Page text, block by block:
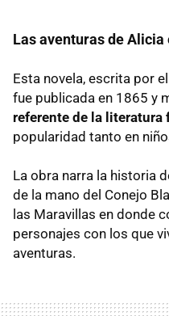
Las aventuras de
Esta novela, escrita por
fue publicada en 1865 y
referente de la literatura
popularidad tanto en
La obra narra la historia
de la mano del Conejo
las Maravillas en donde
personajes con los que
aventuras.